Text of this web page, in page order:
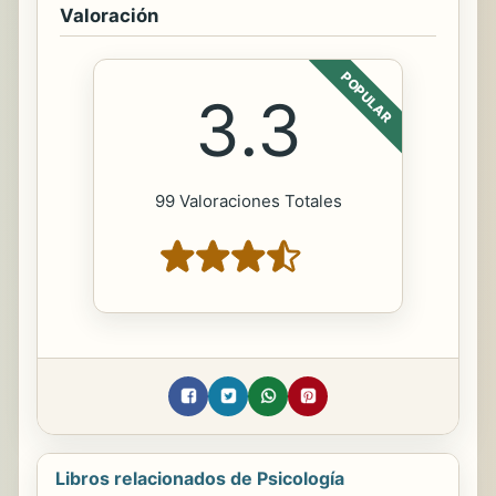
Valoración
POPULAR
3.3
99 Valoraciones Totales
Libros relacionados de Psicología